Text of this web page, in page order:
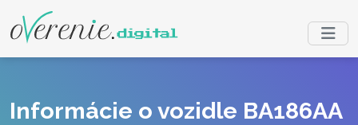
Informácie o vozidle BA186AA